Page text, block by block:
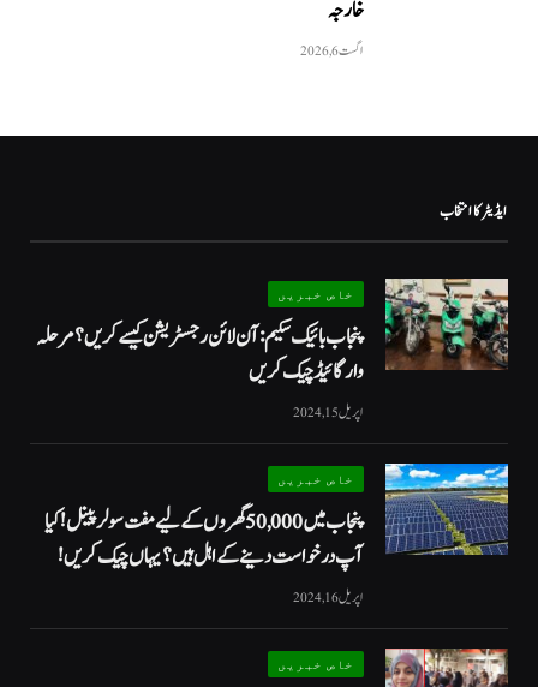
خارجہ
اگست 6, 2026
ایڈیٹر کا انتخاب
خاص خبریں
پنجاب بائیک سکیم: آن لائن رجسٹریشن کیسے کریں؟ مرحلہ
وار گائیڈ چیک کریں
اپریل 15, 2024
خاص خبریں
پنجاب میں 50,000 گھروں کے لیے مفت سولر پینل! کیا
آپ درخواست دینے کے اہل ہیں؟ یہاں چیک کریں!
اپریل 16, 2024
خاص خبریں